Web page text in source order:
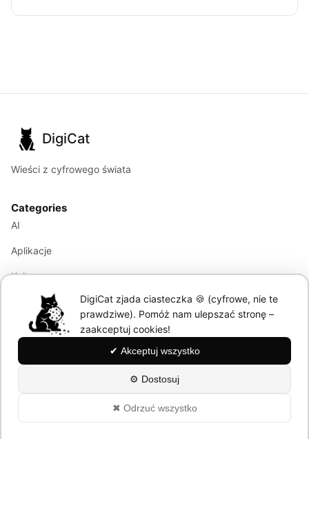
DigiCat
Wieści z cyfrowego świata
Categories
AI
Aplikacje
Kultura
Marketing
Modele językowe
About
Polityka Prywatności
DigiCat zjada ciasteczka 🍪 (cyfrowe, nie te
prawdziwe). Pomóż nam ulepszać stronę –
zaakceptuj cookies!
✔ Akceptuj wszystko
⚙ Dostosuj
✖ Odrzuć wszystko